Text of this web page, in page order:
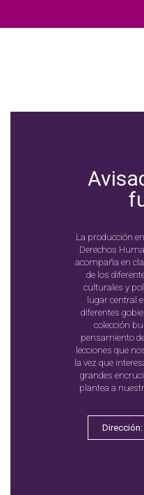
La producción
Derechos
acompaña en
de los
culturales y
lugar central
diferentes
colección
pensamiento
lecciones que
la vez que
grandes
plantea a